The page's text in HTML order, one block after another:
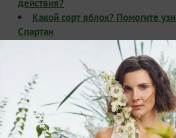
действия?
Какой сорт яблок? Помогите
Спартан
ЗАПИСЬ РАЗМЕЩЕНА В РАЗДЕЛАХ:ЛИЧНЫЙ ОПЫТ
ФОТОГРАФИИ,СТИХИ
комментариев
спасибо за запись